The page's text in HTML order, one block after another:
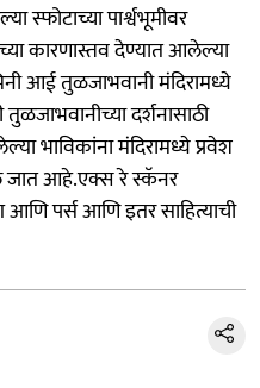
स्फोटाच्या पार्श्वभूमीवर
कारणास्तव देण्यात आलेल्या
आई तुळजाभवानी मंदिरामध्ये
दर्शनासाठी
भाविकांना मंदिरामध्ये प्रवेश
जात आहे.एक्स रे स्कॅनर
आणि पर्स आणि इतर साहित्याची